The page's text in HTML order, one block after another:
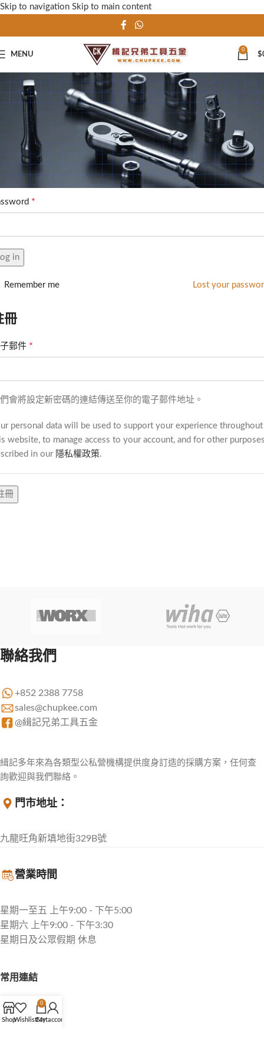
Skip to navigation Skip to main content
MENU
0
$
My account
Home My account
者名稱 或 電子郵件 *
*
in
Lost your
Remember me
冊
郵件 *
會將設定新密碼的連結傳送至你的電子郵件地址。
personal data will be used to support your experience throughout
website, to manage access to your account, and for other
in our 隱私權政策.
冊
聯絡我們
+852 2388 7758
sales@chupkee.com
@緝記兄弟工具五金
緝記多年來為各類型公私營機構提供度身訂造的採購方案，任何查
詢歡迎與我們聯絡。
門市地址：
九龍旺角新填地街329B號
營業時間
星期一至五 上午9:00 - 下午5:00
星期六 上午9:00 - 下午3:30
星期日及公眾假期 休息
常用連結
緝記網店
Facebook Page
ShopWishlist
0
Cart
My account